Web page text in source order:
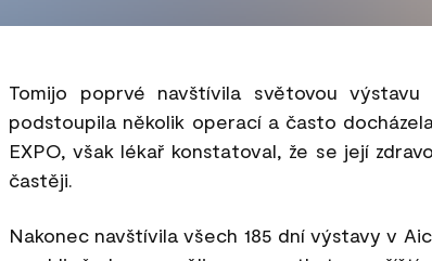
Tomijo poprvé navštívila světovou
podstoupila několik operací a často
EXPO, však lékař konstatoval, že se její
častěji.
Nakonec navštívila všech 185 dní výstavy v